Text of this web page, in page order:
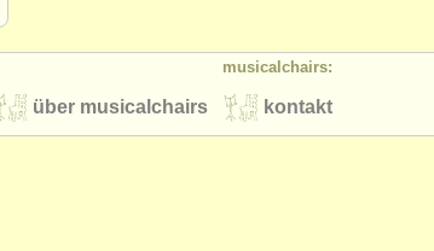
musicalchairs:
kontakt
über musicalchairs